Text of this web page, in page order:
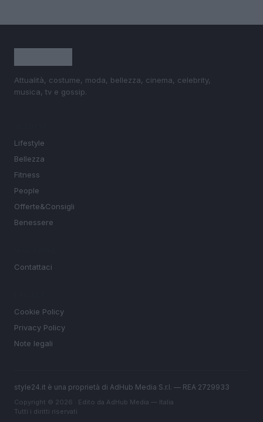
Attualità, costume, moda, bellezza, cinema, celebrity,
musica, tv e gossip.
Lifestyle
Bellezza
Fitness
People
Offerte&Consigli
Benessere
Contattaci
Cookie Policy
Privacy Policy
Note legali
style24.it è una proprietà di AdHub Media S.r.l. — REA 2729933
Copyright © 2026 · Edito da AdHub Media — Italia
Tutti i diritti riservati